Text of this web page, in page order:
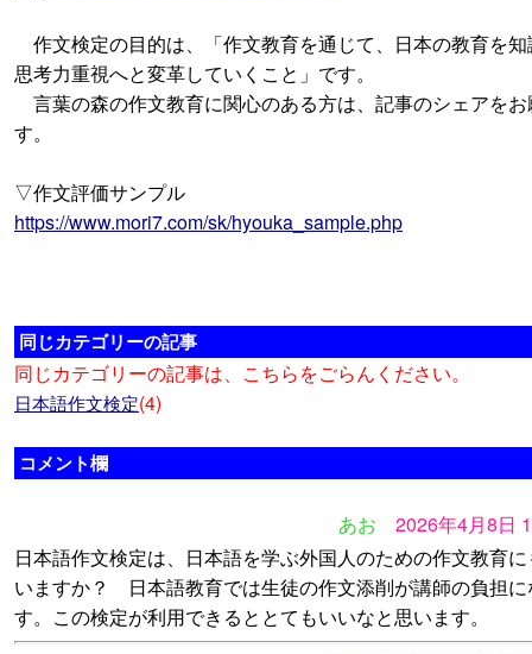
作文検定の目的は、「作文教育を通じて、日本の教育を
思考力重視へと変革していくこと」です。
言葉の森の作文教育に関心のある方は、記事のシェアを
す。
▽作文評価サンプル
https://www.mori7.com/sk/hyouka_sample.php
同じカテゴリーの記事
同じカテゴリーの記事は、こちらをごらんください。
日本語作文検定(4)
コメント欄
あお
2026年4月8日
日本語作文検定は、日本語を学ぶ外国人のための作文教育
いますか？ 日本語教育では生徒の作文添削が講師の負担に
す。この検定が利用できるととてもいいなと思います。